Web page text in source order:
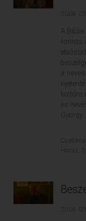
A
fontos
a
kultúra
és
György....
Hossz: